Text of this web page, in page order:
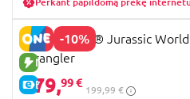
-10%
NAUJA PREKĖ
E-KAINA
77984 LEGO® Jurassic
Wrangler
179,99 €
199,99 €